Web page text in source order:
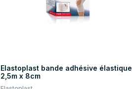
Elastoplast bande adhésive élastique
2,5m x 8cm